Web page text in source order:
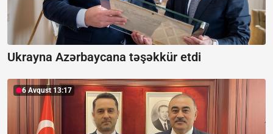
Ukrayna Azərbaycana təşəkkür etdi
6 Avqust 13:17